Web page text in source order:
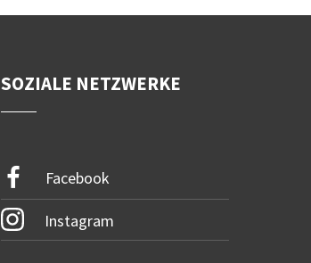
SOZIALE NETZWERKE
Facebook
Instagram